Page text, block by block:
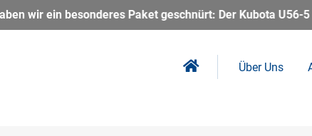
geschnürt: Der Kubota U56-5 Kurzheckbagger
Über Uns